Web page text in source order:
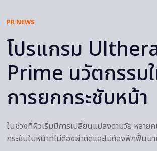
PR NEWS
โปรแกรม
Prime นวัตกรรม
การยกกระชับหน้า
ในช่วงที่ผิวเริ่มมีการเปลี่ยนแปลงตามวัย หลาย
กระชับใบหน้าที่ไม่ต้องผ่าตัดและไม่ต้องพักฟื้นน